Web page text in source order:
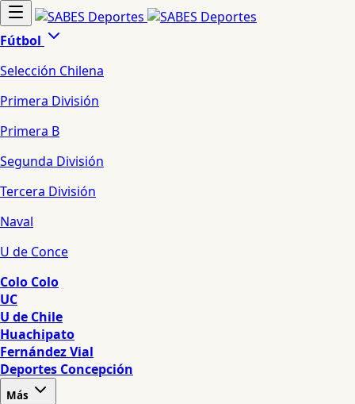
Fútbol
Selección Chilena
Primera División
Primera B
Segunda División
Tercera División
Naval
U de Conce
Colo Colo
UC
U de Chile
Huachipato
Fernández Vial
Deportes Concepción
Más